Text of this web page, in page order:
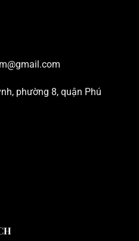
phường 8, quận Phú